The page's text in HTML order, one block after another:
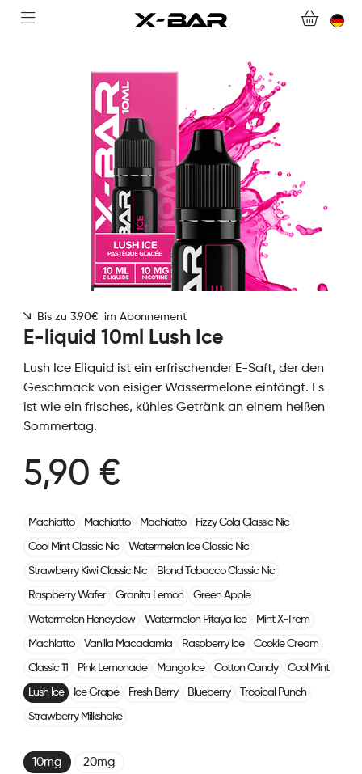
ABONNEMENTS
COLLECTIONS
KONTAKTIERE UNS.
WERDEN SIE X-BAR-GROSSHÄNDLER
MEIN KONTO
Bis zu 3.90€ im Abonnement
E-liquid 10ml Lush Ice
Lush Ice Eliquid ist ein erfrischender E-Saft, der den
Geschmack von eisiger Wassermelone einfängt. Es
ist wie ein frisches, kühles Getränk an einem heißen
Sommertag.
5,90 €
Machiatto Machiatto Machiatto Fizzy Cola Classic Nic
Cool Mint Classic Nic Watermelon Ice Classic Nic
Strawberry Kiwi Classic Nic Blond Tobacco Classic Nic
Raspberry Wafer Granita Lemon Green Apple
Watermelon Honeydew Watermelon Pitaya Ice Mint X-Trem
Machiatto Vanilla Macadamia Raspberry Ice Cookie Cream
Classic 11 Pink Lemonade Mango Ice Cotton Candy Cool Mint
Lush Ice Ice Grape Fresh Berry Blueberry Tropical Punch
Strawberry Milkshake
10mg 20mg